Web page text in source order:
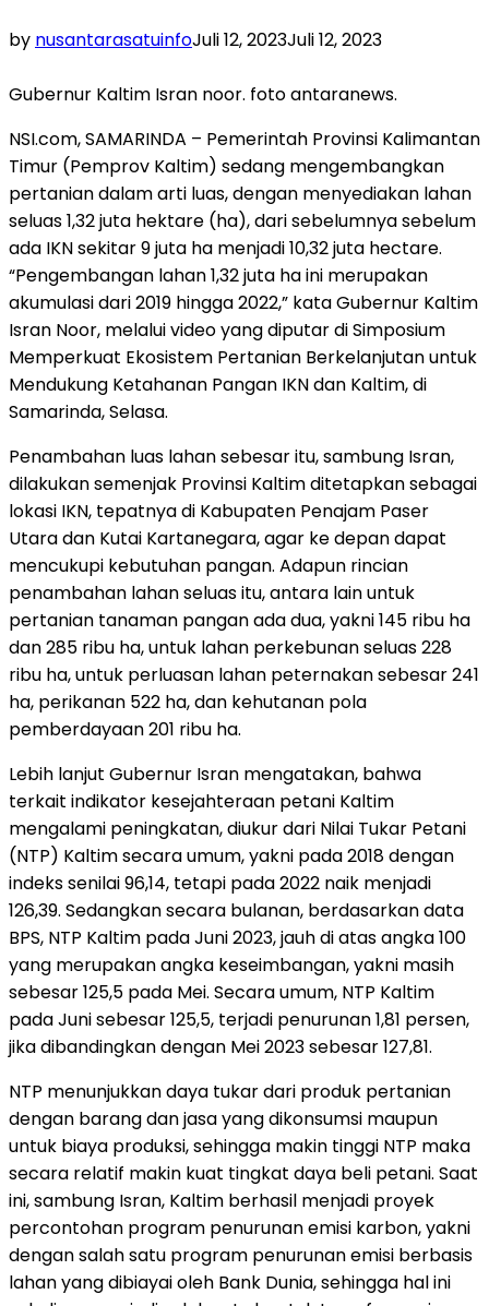
by nusantarasatuinfoJuli 12, 2023Juli 12, 2023
Gubernur Kaltim Isran noor. foto antaranews.
NSI.com, SAMARINDA – Pemerintah Provinsi Kalimantan
Timur (Pemprov Kaltim) sedang mengembangkan
pertanian dalam arti luas, dengan menyediakan lahan
seluas 1,32 juta hektare (ha), dari sebelumnya sebelum
ada IKN sekitar 9 juta ha menjadi 10,32 juta hectare.
“Pengembangan lahan 1,32 juta ha ini merupakan
akumulasi dari 2019 hingga 2022,” kata Gubernur Kaltim
Isran Noor, melalui video yang diputar di Simposium
Memperkuat Ekosistem Pertanian Berkelanjutan untuk
Mendukung Ketahanan Pangan IKN dan Kaltim, di
Samarinda, Selasa.
Penambahan luas lahan sebesar itu, sambung Isran,
dilakukan semenjak Provinsi Kaltim ditetapkan sebagai
lokasi IKN, tepatnya di Kabupaten Penajam Paser
Utara dan Kutai Kartanegara, agar ke depan dapat
mencukupi kebutuhan pangan. Adapun rincian
penambahan lahan seluas itu, antara lain untuk
pertanian tanaman pangan ada dua, yakni 145 ribu ha
dan 285 ribu ha, untuk lahan perkebunan seluas 228
ribu ha, untuk perluasan lahan peternakan sebesar 241
ha, perikanan 522 ha, dan kehutanan pola
pemberdayaan 201 ribu ha.
Lebih lanjut Gubernur Isran mengatakan, bahwa
terkait indikator kesejahteraan petani Kaltim
mengalami peningkatan, diukur dari Nilai Tukar Petani
(NTP) Kaltim secara umum, yakni pada 2018 dengan
indeks senilai 96,14, tetapi pada 2022 naik menjadi
126,39. Sedangkan secara bulanan, berdasarkan data
BPS, NTP Kaltim pada Juni 2023, jauh di atas angka 100
yang merupakan angka keseimbangan, yakni masih
sebesar 125,5 pada Mei. Secara umum, NTP Kaltim
pada Juni sebesar 125,5, terjadi penurunan 1,81 persen,
jika dibandingkan dengan Mei 2023 sebesar 127,81.
NTP menunjukkan daya tukar dari produk pertanian
dengan barang dan jasa yang dikonsumsi maupun
untuk biaya produksi, sehingga makin tinggi NTP maka
secara relatif makin kuat tingkat daya beli petani. Saat
ini, sambung Isran, Kaltim berhasil menjadi proyek
percontohan program penurunan emisi karbon, yakni
dengan salah satu program penurunan emisi berbasis
lahan yang dibiayai oleh Bank Dunia, sehingga hal ini